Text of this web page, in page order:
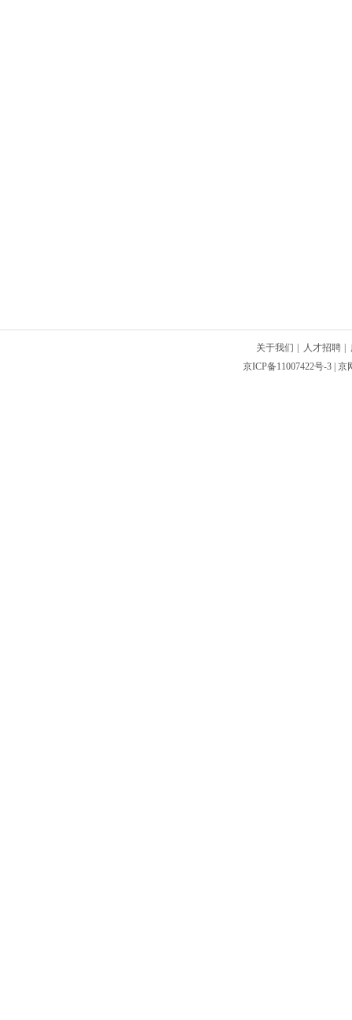
关于我们 人才招聘
京ICP备11007422号-3 |